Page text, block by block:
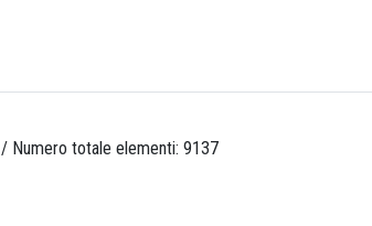
/ Numero totale elementi: 9137